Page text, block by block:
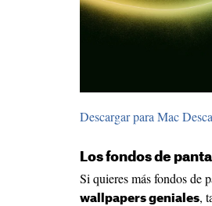
Descargar para Mac
Los fondos de
Si quieres más fondos de
wallpapers geniales,